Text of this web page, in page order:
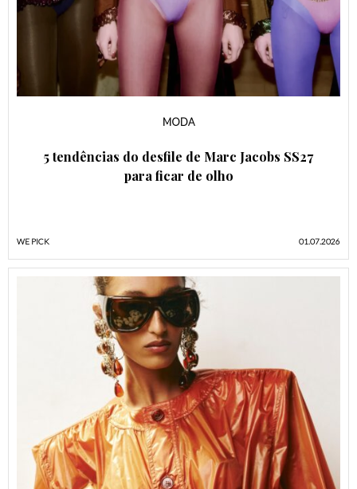
MODA
5 tendências do desfile de Marc Jacobs SS27
para ficar de olho
01.07.2026
WE PICK